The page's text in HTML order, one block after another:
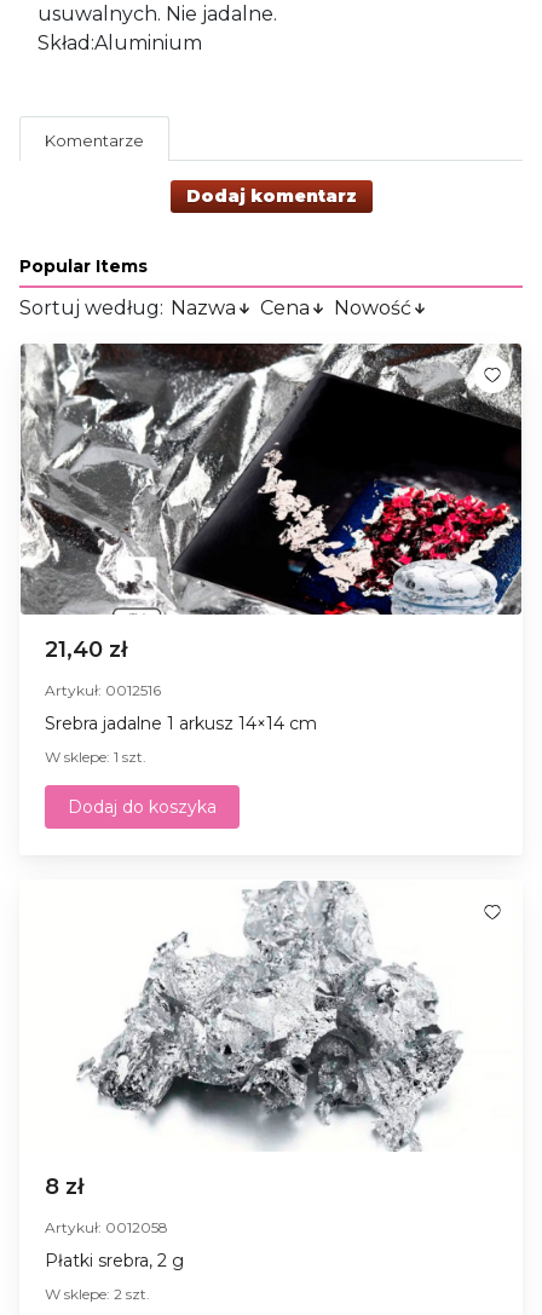
usuwalnych. Nie jadalne.
Skład:Aluminium
Komentarze
Dodaj komentarz
Popular Items
Sortuj według: Nazwa Cena Nowość
21,40 zł
Artykuł: 0012516
Srebra jadalne 1 arkusz 14×14 cm
W sklepe: 1 szt.
Dodaj do koszyka
8 zł
Artykuł: 0012058
Płatki srebra, 2 g
W sklepe: 2 szt.